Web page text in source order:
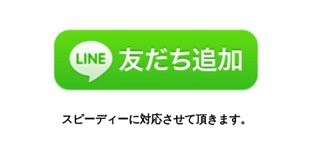
スピーディーに対応させて頂きます。